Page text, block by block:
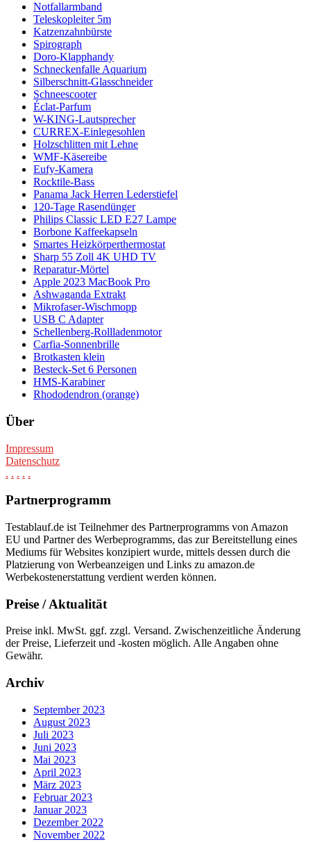
Notfallarmband
Teleskopleiter 5m
Katzenzahnbürste
Spirograph
Doro-Klapphandy
Schneckenfalle Aquarium
Silberschnitt-Glasschneider
Schneescooter
Éclat-Parfum
W-KING-Lautsprecher
CURREX-Einlegesohlen
Holzschlitten mit Lehne
WMF-Käsereibe
Eufy-Kamera
Rocktile-Bass
Panama Jack Herren Lederstiefel
120-Tage Rasendünger
Philips Classic LED E27 Lampe
Borbone Kaffeekapseln
Smartes Heizkörperthermostat
Sharp 55 Zoll 4K UHD TV
Reparatur-Mörtel
Apple 2023 MacBook Pro
Ashwaganda Extrakt
Mikrofaser-Wischmopp
USB C Adapter
Schellenberg-Rollladenmotor
Carfia-Sonnenbrille
Brotkasten klein
Besteck-Set 6 Personen
HMS-Karabiner
Rhododendron (orange)
Über
Impressum
Datenschutz
. . . . .
Partnerprogramm
Testablauf.de ist Teilnehmer des Partnerprogramms von Amazon
EU und Partner des Werbeprogramms, das zur Bereitstellung eines
Mediums für Websites konzipiert wurde, mittels dessen durch die
Platzierung von Werbeanzeigen und Links zu amazon.de
Werbekostenerstattung verdient werden können.
Preise / Aktualität
Preise inkl. MwSt. ggf. zzgl. Versand. Zwischenzeitliche Änderung
der Preise, Lieferzeit und -kosten möglich. Alle Angaben ohne
Gewähr.
Archiv
September 2023
August 2023
Juli 2023
Juni 2023
Mai 2023
April 2023
März 2023
Februar 2023
Januar 2023
Dezember 2022
November 2022